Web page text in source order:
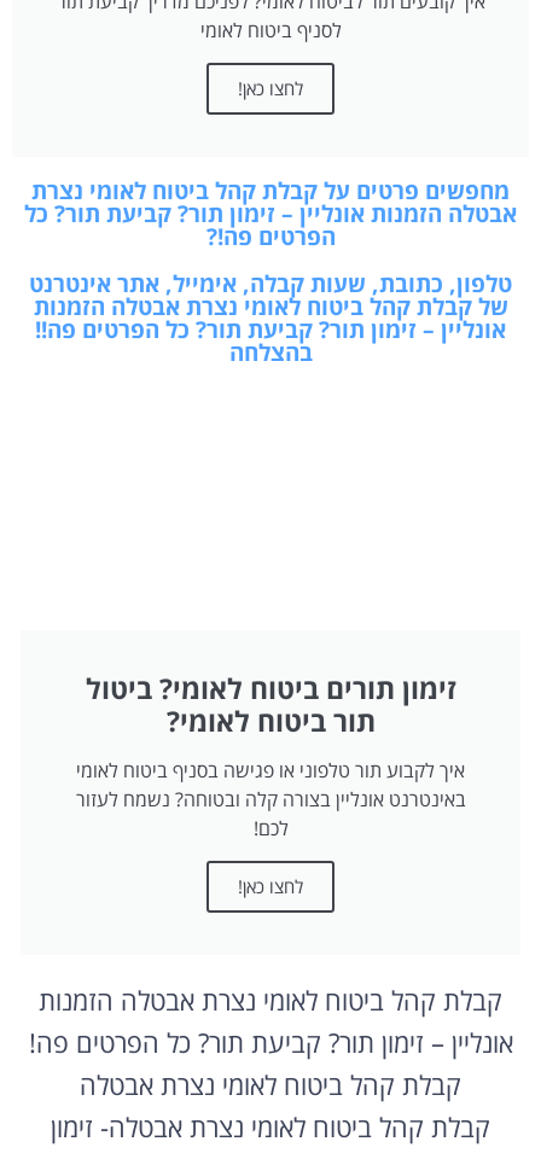
לסניף ביטוח לאומי
לחצו כאן!
מחפשים פרטים על קבלת קהל ביטוח לאומי נצרת
אבטלה הזמנות אונליין – זימון תור? קביעת תור? כל
הפרטים פה!?
טלפון, כתובת, שעות קבלה, אימייל, אתר אינטרנט
של קבלת קהל ביטוח לאומי נצרת אבטלה הזמנות
אונליין – זימון תור? קביעת תור? כל הפרטים פה!!
בהצלחה
זימון תורים ביטוח לאומי? ביטול
תור ביטוח לאומי?
איך לקבוע תור טלפוני או פגישה בסניף ביטוח לאומי
באינטרנט אונליין בצורה קלה ובטוחה? נשמח לעזור
לכם!
לחצו כאן!
קבלת קהל ביטוח לאומי נצרת אבטלה הזמנות
אונליין – זימון תור? קביעת תור? כל הפרטים פה!
קבלת קהל ביטוח לאומי נצרת אבטלה
קבלת קהל ביטוח לאומי נצרת אבטלה- זימון